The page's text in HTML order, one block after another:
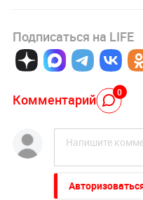
Подписаться на LIFE
Комментарий 0